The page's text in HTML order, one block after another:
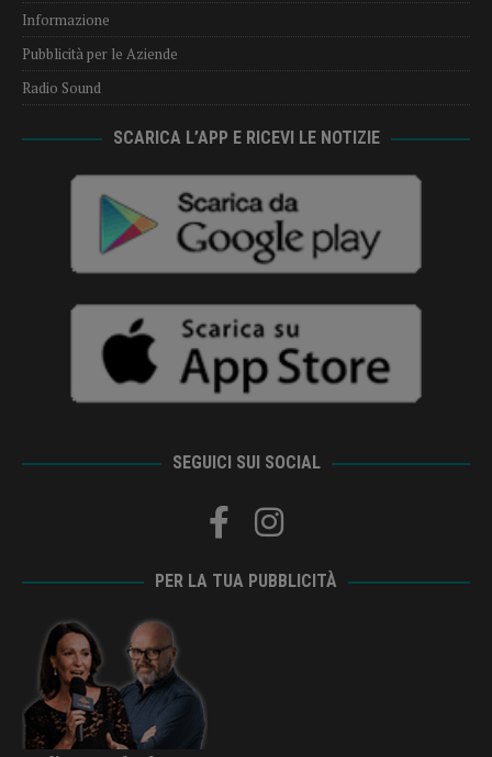
Informazione
Pubblicità per le Aziende
Radio Sound
SCARICA L’APP E RICEVI LE NOTIZIE
SEGUICI SUI SOCIAL
PER LA TUA PUBBLICITÀ